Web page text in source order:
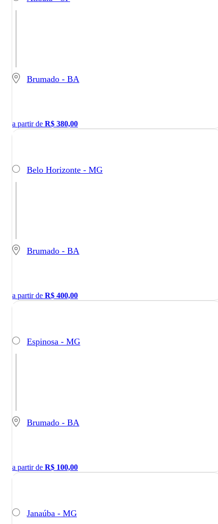
Brumado - BA
a partir de R$ 380,00
Belo Horizonte - MG
Brumado - BA
a partir de R$ 400,00
Espinosa - MG
Brumado - BA
a partir de R$ 100,00
Janaúba - MG